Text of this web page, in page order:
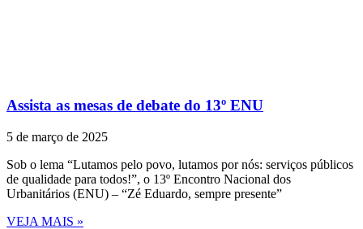
Assista as mesas de debate do 13º ENU
5 de março de 2025
Sob o lema “Lutamos pelo povo, lutamos por nós: serviços públicos
de qualidade para todos!”, o 13º Encontro Nacional dos
Urbanitários (ENU) – “Zé Eduardo, sempre presente”
VEJA MAIS »